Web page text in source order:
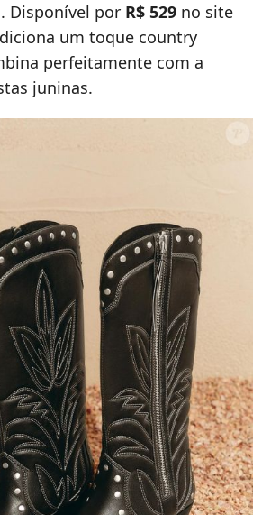
Disponível por R$ 529 no site
um toque country
perfeitamente com a
juninas.